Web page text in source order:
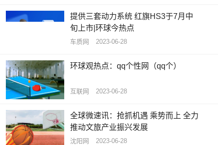
提供三套动力系统 红旗HS3于7月中
旬上市|环球今热点
车质网 2023-06-28
环球观热点：qq个性网（qq个）
互联网 2023-06-28
全球微速讯：抢抓机遇 乘势而上 全力
推动文旅产业振兴发展
沈阳网 2023-06-28